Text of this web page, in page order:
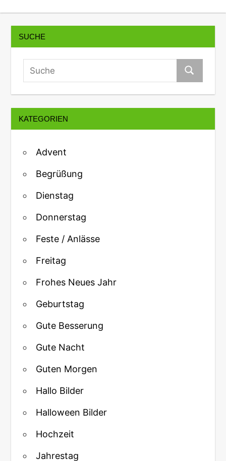
SUCHE
KATEGORIEN
Advent
Begrüßung
Dienstag
Donnerstag
Feste / Anlässe
Freitag
Frohes Neues Jahr
Geburtstag
Gute Besserung
Gute Nacht
Guten Morgen
Hallo Bilder
Halloween Bilder
Hochzeit
Jahrestag